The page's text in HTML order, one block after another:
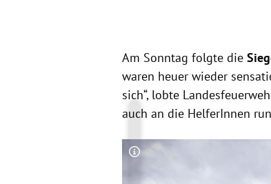
Am Sonntag folgte die
waren heuer wieder
sich“, lobte
auch an die HelferInnen
Copyright-Hinweis öffnen/